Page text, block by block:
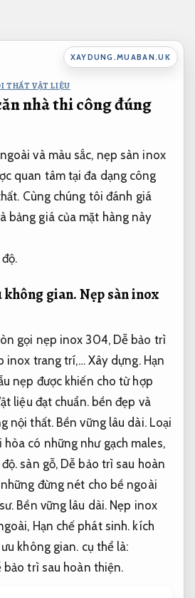
XAYDUNG.MUABAN.UK
THẤT VẬT LIỆU
nhà thi công đúng
và màu sắc, nẹp sàn inox
quan tâm tại đa dạng công
Cùng chúng tôi đánh giá
bảng giá của mặt hàng này
không gian.Nẹp sàn inox
gọi nẹp inox 304, Dễ bảo trì
inox trang trí,…Xây dựng. Hạn
nẹp được khiến cho từ hợp
liệu đạt chuẩn.bền đẹp và
nội thất. Bền vững lâu dài.Loại
có những như gạch males,
sàn gỗ, Dễ bảo trì sau hoàn
đừng nét cho bề ngoài
Bền vững lâu dài. Nẹp inox
Hạn chế phát sinh. kích
không gian. cụ thể là:
bảo trì sau hoàn thiện.